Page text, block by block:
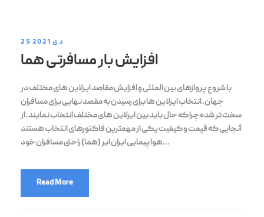
25 دی 2021
افزایش بار مسافرتی هما
با شروع پروازهای بین المللی و افزایش مقاصد ایرلاین های مختلف در
جهان، انتخاب ایرلاین ها برای رسیدن به مقصد نهایی برای مسافران
سخت تر شده چرا که حال باید بین ایرلاین های مختلف انتخاب نمایند. از
آنجایی که قیمت و کیفیت یکی از مهمترین فاکتورهای انتخاب هستند
هواپیمایی ایران ایر (هما) راحتی مسافران خود...
Read More